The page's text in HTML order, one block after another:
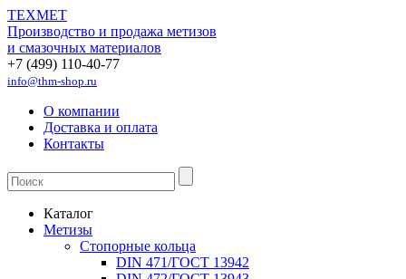
ТЕХМЕТ
Производство и продажа метизов
и смазочных материалов
+7 (499) 110-40-77
info@thm-shop.ru
О компании
Доставка и оплата
Контакты
Каталог
Метизы
Стопорные кольца
DIN 471/ГОСТ 13942